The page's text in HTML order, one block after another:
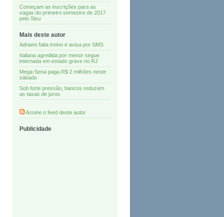
Começam as inscrições para as
vagas do primeiro semestre de 2017
pelo Sisu
Mais deste autor
Adriano falta treino e avisa por SMS
Italiana agredida por menor segue
internada em estado grave no RJ
Mega-Sena paga R$ 2 milhões neste
sábado
Sob forte pressão, bancos reduzem
as taxas de juros
Assine o feed deste autor
Publicidade